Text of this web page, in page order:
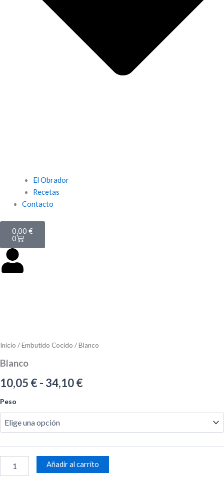
El Obrador
Recetas
Contacto
0,00 €
0
Inicio /Embutido Cocido / Blanco
Blanco
10,05 €- 34,10€Rango
desde
10,05 €
hasta
Peso
Blanco
Añadir al carrito